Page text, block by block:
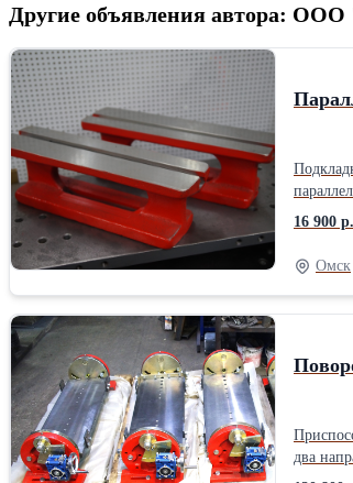
Другие объявления автора:
16 900 р.
Омск
два
730 мм;